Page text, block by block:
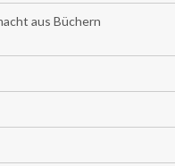
aus Büchern